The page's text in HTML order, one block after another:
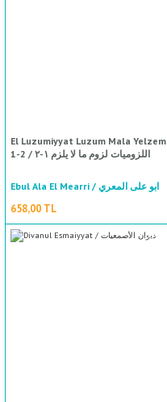
El Luzumiyyat Luzum Mala Yelzem
1-2 / اللزوميات لزوم ما لا يلزم ١-٢
Ebul Ala El Mearri / ابو على المعري
658,00 TL